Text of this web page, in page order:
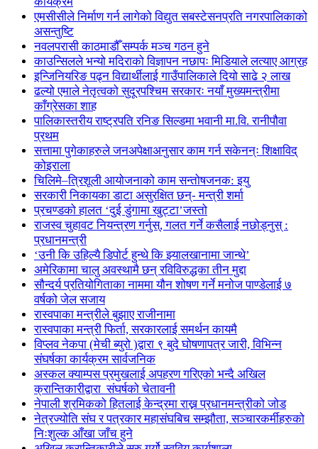
एमसीसीले निर्माण गर्न लागेको विद्युत सबस्टेसनप्रति नगरपालिकाको
असन्तुष्टि
नवलपरासी काठमाडौँ सम्पर्क मञ्च गठन हुने
काउन्सिलले भन्यो मदिराको विज्ञापन नछापः मिडियाले लत्याए आग्रह
इन्जिनियरिङ पढ्न विद्यार्थीलाई गाउँपालिकाले दियो साढे २ लाख
ढल्यो एमाले नेतृत्वको सुदूरपश्चिम सरकारः नयाँ मुख्यमन्त्रीमा
काँग्रेसका शाह
पालिकास्तरीय राष्ट्रपति रनिङ सिल्डमा भवानी मा.वि. रानीपौवा
प्रथम
सत्तामा पुगेकाहरुले जनअपेक्षाअनुसार काम गर्न सकेनन्ः शिक्षाविद्
कोइराला
चिलिमे–त्रिशूली आयोजनाको काम सन्तोषजनक: इयु
सरकारी निकायका डाटा असुरक्षित छन्- मन्त्री शर्मा
प्रचण्डको हालत ‘दुई डुंगामा खुट्टा’जस्तो
राजस्व चुहावट नियन्त्रण गर्नुस्, गलत गर्ने कसैलाई नछोड्नुस् :
प्रधानमन्त्री
‘उनी कि उहिल्यै डिपोर्ट हुन्थे कि झ्यालखानामा जान्थे’
अमेरिकामा चालु अवस्थामै छन् रविविरुद्धका तीन मुद्दा
सौन्दर्य प्रतियोगिताका नाममा यौन शोषण गर्ने मनोज पाण्डेलाई ७
वर्षको जेल सजाय
रास्वपाका मन्त्रीले बुझाए राजीनामा
रास्वपाका मन्त्री फिर्ता, सरकारलाई समर्थन कायमै
विप्लव नेकपा (मेची ब्युरो )द्वारा ९ बुदे घोषणापत्र जारी, विभिन्न
संघर्षका कार्यक्रम सार्वजनिक
अस्कल क्याम्पस प्रमुखलाई अपहरण गरिएको भन्दै अखिल
क्रान्तिकारीद्वारा संघर्षको चेतावनी
नेपाली श्रमिकको हितलाई केन्द्रमा राख्न प्रधानमन्त्रीको जोड
नेत्रज्योति संघ र पत्रकार महासंघबिच सम्झौता, सञ्चारकर्मीहरुको
निःशुल्क आँखा जाँच हुने